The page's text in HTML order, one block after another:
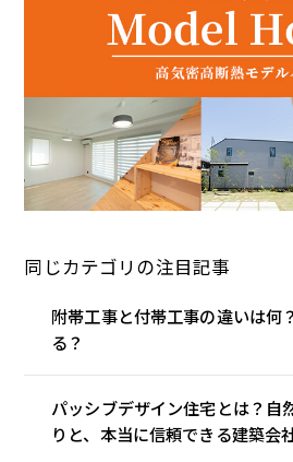
同じカテゴリの注目記事
附帯工事と付帯工事の違いは何
る？
パッシブデザイン住宅とは？自
りと、本当に信頼できる建築会